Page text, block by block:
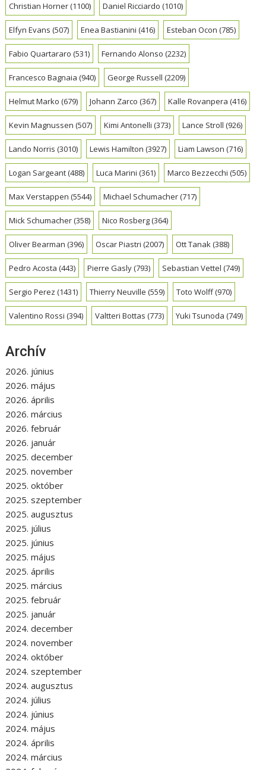
Christian Horner(1100) Daniel Ricciardo (1010)
Elfyn Evans (507) Enea Bastianini (416) Esteban Ocon (785)
Fabio Quartararo (531) Fernando Alonso (2232)
Francesco Bagnaia (940) George Russell (2209)
Helmut Marko (679) Johann Zarco (367) Kalle Rovanpera (416)
Kevin Magnussen (507) Kimi Antonelli (373) Lance Stroll (926)
Lando Norris (3010) Lewis Hamilton (3927) Liam Lawson (716)
Logan Sargeant(488) Luca Marini (361) Marco Bezzecchi (505)
Max Verstappen (5544) Michael Schumacher(717)
Mick Schumacher(358) Nico Rosberg(364)
Oliver Bearman (396) Oscar Piastri (2007) Ott Tanak(388)
Pedro Acosta (443) Pierre Gasly(793) Sebastian Vettel (749)
Sergio Perez (1431) Thierry Neuville (559) Toto Wolff(970)
Valentino Rossi (394) Valtteri Bottas (773) Yuki Tsunoda (749)
Archív
2026. június
2026. május
2026. április
2026. március
2026. február
2026. január
2025. december
2025. november
2025. október
2025. szeptember
2025. augusztus
2025. július
2025. június
2025. május
2025. április
2025. március
2025. február
2025. január
2024. december
2024. november
2024. október
2024. szeptember
2024. augusztus
2024. július
2024. június
2024. május
2024. április
2024. március